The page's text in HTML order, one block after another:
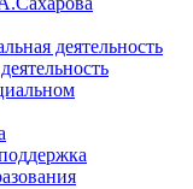
деятельность